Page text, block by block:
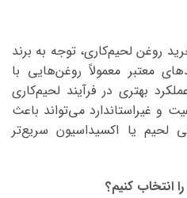
روغن لحیم‌کاری، توجه به برند
معتبر معمولاً روغن‌هایی با
بهتری در فرآیند لحیم‌کاری
و غیراستاندارد می‌تواند باعث
لحیم یا اکسیداسیون سریع‌تر
انتخاب کنیم؟